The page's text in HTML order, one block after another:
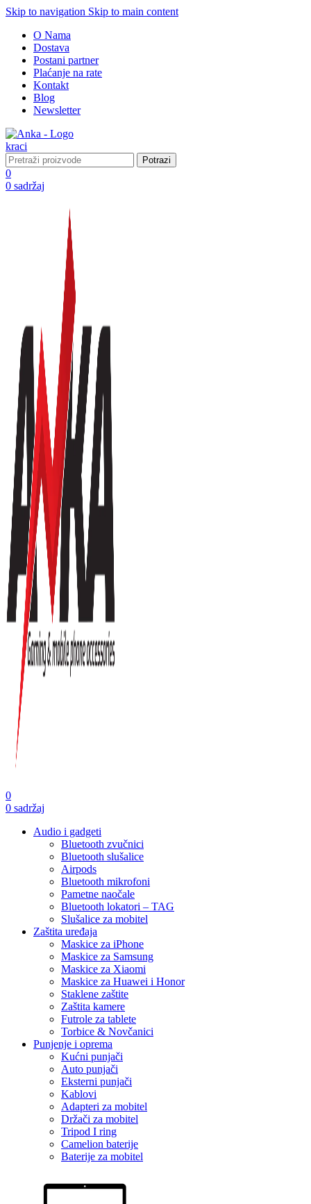
Skip to navigation Skip to main content
O Nama
Dostava
Postani partner
Plaćanje na rate
Kontakt
Blog
Newsletter
Potrazi
0
0 sadržaj
0
0 sadržaj
Audio i gadgeti
Bluetooth zvučnici
Bluetooth slušalice
Airpods
Bluetooth mikrofoni
Pametne naočale
Bluetooth lokatori – TAG
Slušalice za mobitel
Zaštita uređaja
Maskice za iPhone
Maskice za Samsung
Maskice za Xiaomi
Maskice za Huawei i Honor
Staklene zaštite
Zaštita kamere
Futrole za tablete
Torbice & Novčanici
Punjenje i oprema
Kućni punjači
Auto punjači
Eksterni punjači
Kablovi
Adapteri za mobitel
Držači za mobitel
Tripod I ring
Camelion baterije
Baterije za mobitel